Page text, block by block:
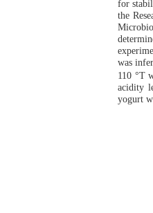
for
the
was
110 °T
acidity
yogurt